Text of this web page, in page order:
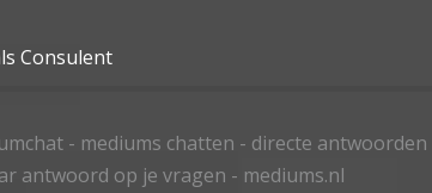
Consulent
- mediums chatten - directe antwoorden
antwoord op je vragen - mediums.nl